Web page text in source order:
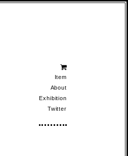
Item
About
Exhibition
Twitter